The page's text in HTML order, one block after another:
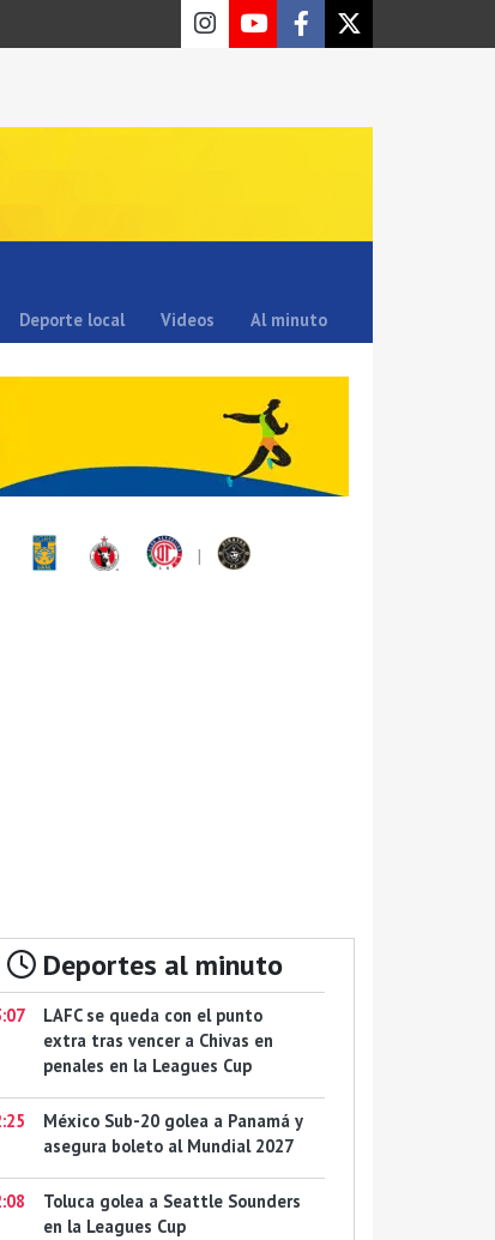
Deporte local Videos Al minuto
|
Deportes al minuto
LAFC se queda con el punto
extra tras vencer a Chivas en
penales en la Leagues Cup
México Sub-20 golea a Panamá y
asegura boleto al Mundial 2027
Toluca golea a Seattle Sounders
en la Leagues Cup